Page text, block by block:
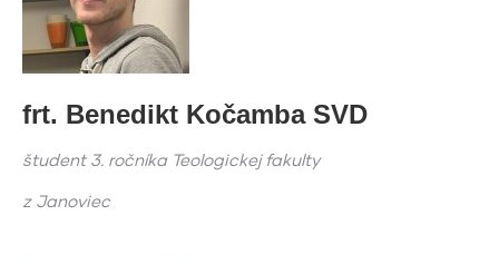
frt. Benedikt Kočamba SVD
študent 3. ročníka Teologickej fakulty
z Janoviec